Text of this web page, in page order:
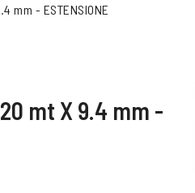
mm - ESTENSIONE
20 mt X 9.4 mm -